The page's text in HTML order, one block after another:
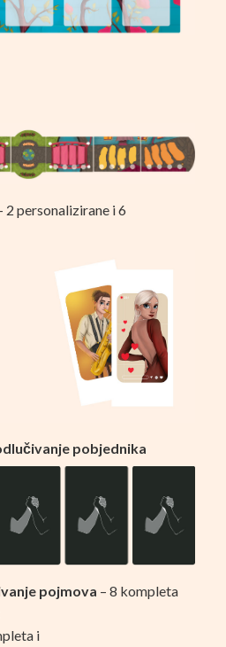
2 personalizirane i 6
pobjednika
pojmova – 8 kompleta
i